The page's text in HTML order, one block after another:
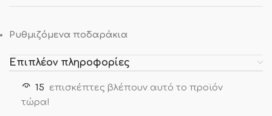
Ρυθμιζόμενα ποδαράκια
Επιπλέον πληροφορίες
15 επισκέπτες βλέπουν αυτό το προϊόν
τώρα!